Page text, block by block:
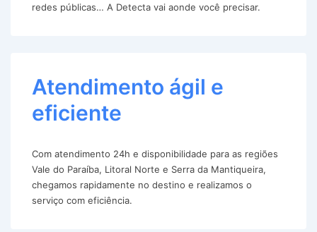
redes públicas… A Detecta vai aonde você precisar.
Atendimento ágil e
eficiente
Com atendimento 24h e disponibilidade para as regiões
Vale do Paraíba, Litoral Norte e Serra da Mantiqueira,
chegamos rapidamente no destino e realizamos o
serviço com eficiência.